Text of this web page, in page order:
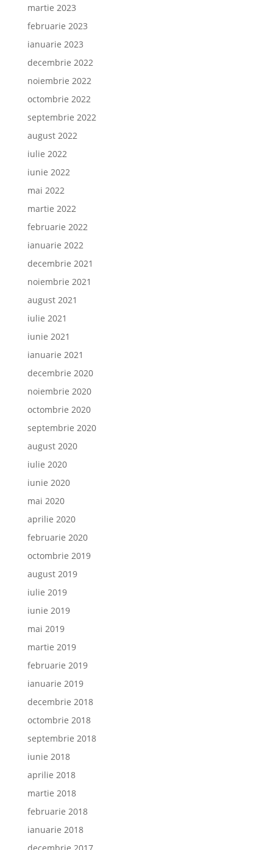
martie 2023
februarie 2023
ianuarie 2023
decembrie 2022
noiembrie 2022
octombrie 2022
septembrie 2022
august 2022
iulie 2022
iunie 2022
mai 2022
martie 2022
februarie 2022
ianuarie 2022
decembrie 2021
noiembrie 2021
august 2021
iulie 2021
iunie 2021
ianuarie 2021
decembrie 2020
noiembrie 2020
octombrie 2020
septembrie 2020
august 2020
iulie 2020
iunie 2020
mai 2020
aprilie 2020
februarie 2020
octombrie 2019
august 2019
iulie 2019
iunie 2019
mai 2019
martie 2019
februarie 2019
ianuarie 2019
decembrie 2018
octombrie 2018
septembrie 2018
iunie 2018
aprilie 2018
martie 2018
februarie 2018
ianuarie 2018